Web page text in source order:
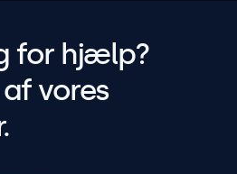
for hjælp?
vores